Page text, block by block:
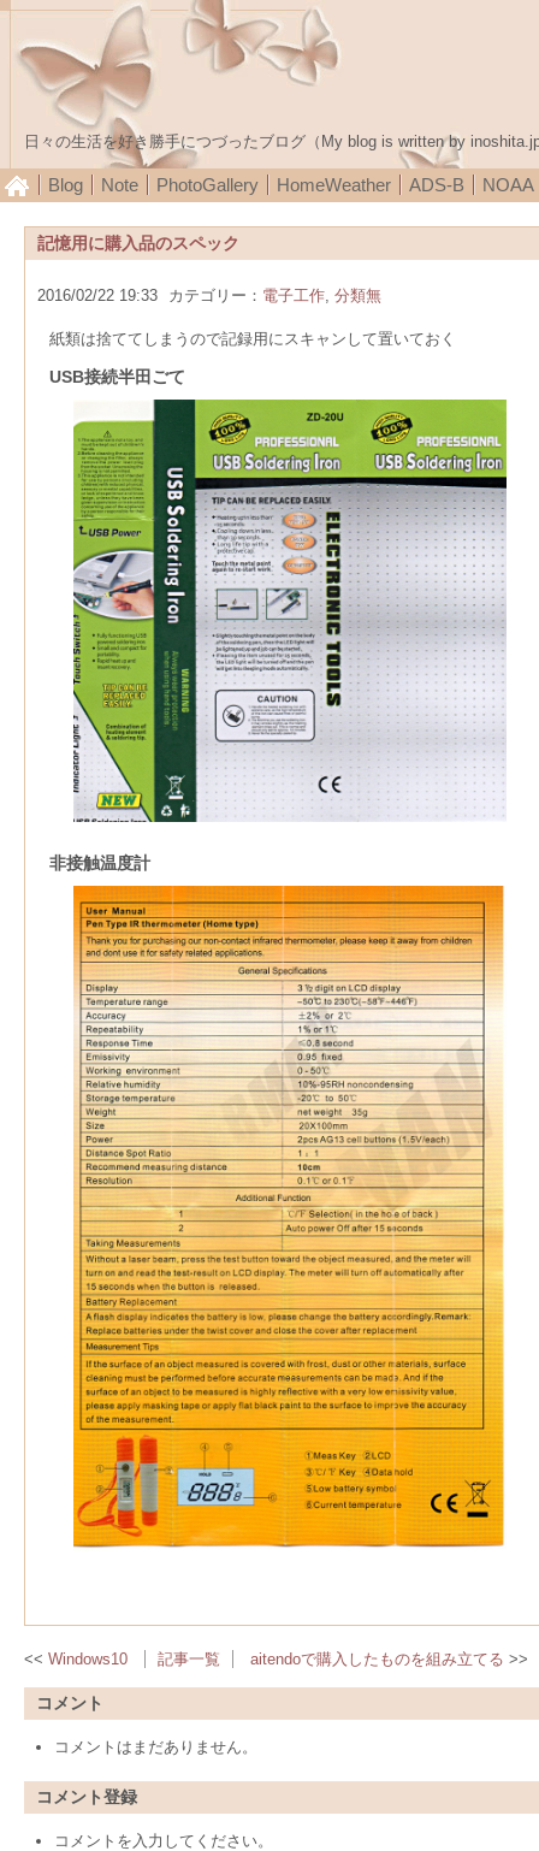
日々の生活を好き勝手につづったブログ（My blog is written by
Blog Note PhotoGallery HomeWeather ADS-B NOAA
記憶用に購入品のスペック
2016/02/22 19:33 カテゴリー： 電子工作, 分類無
紙類は捨ててしまうので記録用にスキャンして置いておく
USB接続半田ごて
非接触温度計
Windows10 記事一覧 aitendoで購入したものを組み立てる
コメント
コメントはまだありません。
コメント登録
コメントを入力してください。